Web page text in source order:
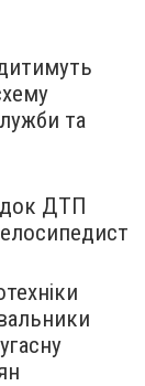
та
ДТП